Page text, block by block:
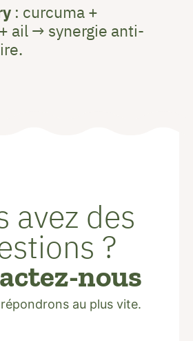
: curcuma +
ail → synergie anti-
avez des
?
nous
au plus vite.